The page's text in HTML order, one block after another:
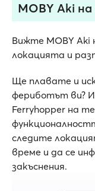
MOBY Aki
Вижте MOBY
локацията и
Ще плавате и
фериботът ви?
Ferryhopper на
следите
време и да се
закъснения.